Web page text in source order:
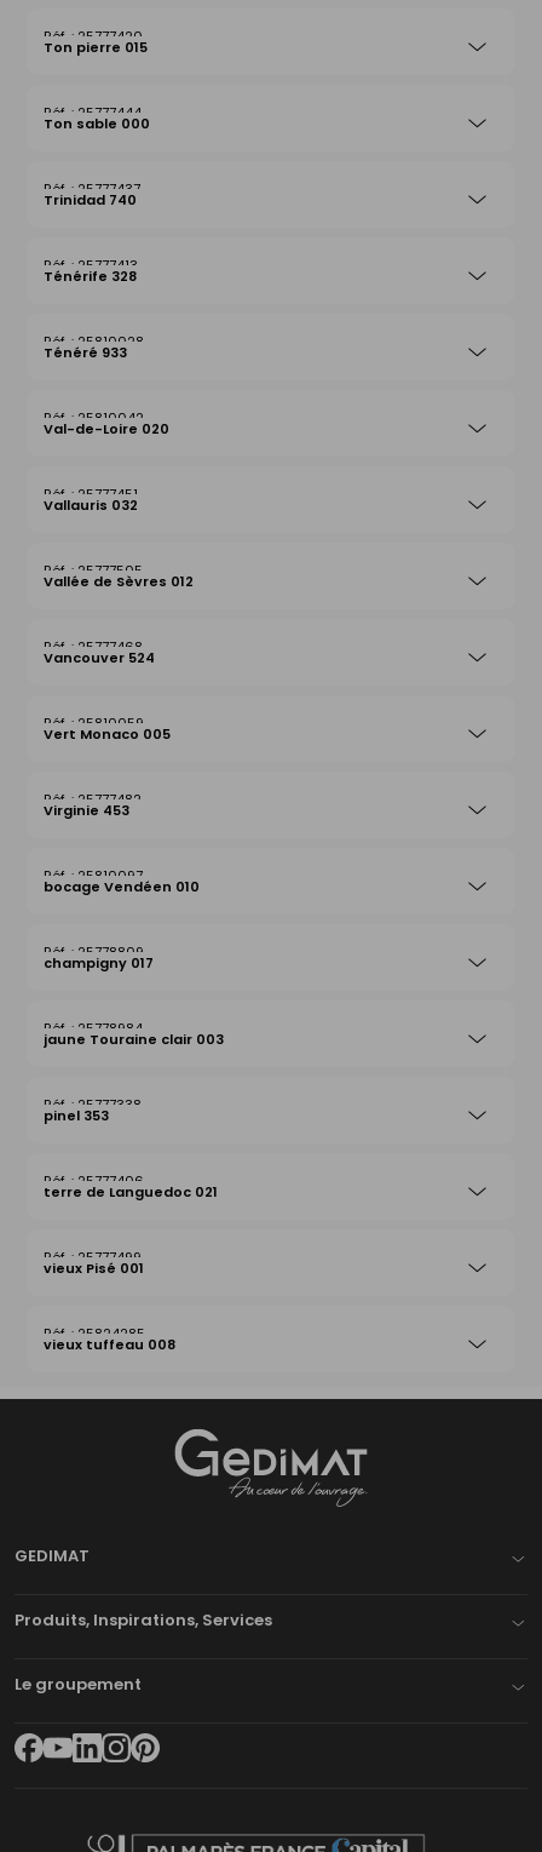
25777420
Ton pierre 015
25777444
Ton sable 000
25777437
Trinidad 740
25777413
Ténérife 328
25810028
Ténéré 933
25810042
Val-de-Loire 020
25777451
Vallauris 032
25777505
Vallée de Sèvres 012
25777468
Vancouver 524
25810059
Vert Monaco 005
25777482
Virginie 453
25810097
bocage Vendéen 010
25778809
champigny 017
25778984
jaune Touraine clair 003
25777338
pinel 353
25777406
terre de Languedoc 021
25777499
vieux Pisé 001
25824285
vieux tuffeau 008
GEDIMAT
Produits, Inspirations, Services
Le groupement